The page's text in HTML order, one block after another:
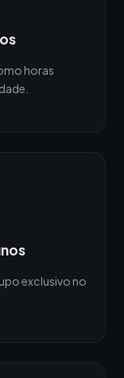
horas
exclusivo no